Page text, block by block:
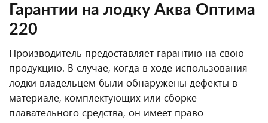
Гарантии на лодку Аква Оптима
220
Производитель предоставляет гарантию на свою
продукцию. В случае, когда в ходе использования
лодки владельцем были обнаружены дефекты в
материале, комплектующих или сборке
плавательного средства, он имеет право